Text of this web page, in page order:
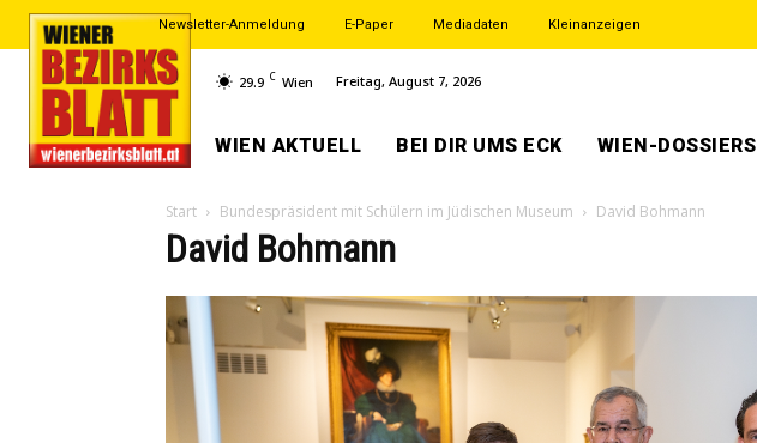
Newsletter-Anmeldung E-Paper Mediadaten Kleinanzeigen
29.9 C Wien Freitag, August 7, 2026
WIEN AKTUELL BEI DIR UMS ECK WIEN-DOSSIERS
Start Bundespräsident mit Schülern im Jüdischen Museum David Bohmann
David Bohmann